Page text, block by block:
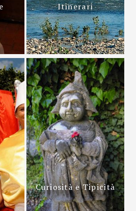
Itinerari
Curiosità e Tipicità